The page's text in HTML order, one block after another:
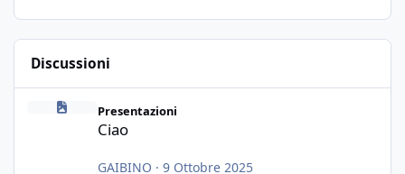
Discussioni
Presentazioni
Ciao
GAIBINO · 9 Ottobre 2025